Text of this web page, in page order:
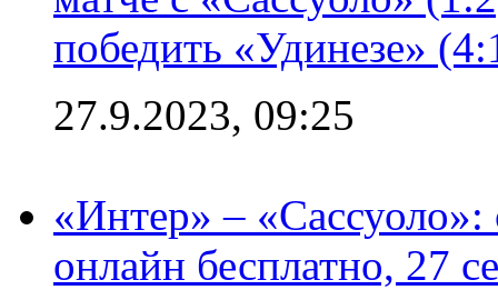
победить «Удинезе»
27.9.2023, 09:25
«Интер» –
онлайн бесплатно, 27